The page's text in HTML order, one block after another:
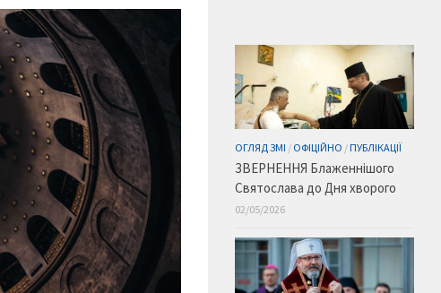
ОГЛЯД ЗМІ / ОФІЦІЙНО /ПУБЛІКАЦІЇ
ЗВЕРНЕННЯ Блаженнішого
Святослава до Дня хворого
02/05/2026